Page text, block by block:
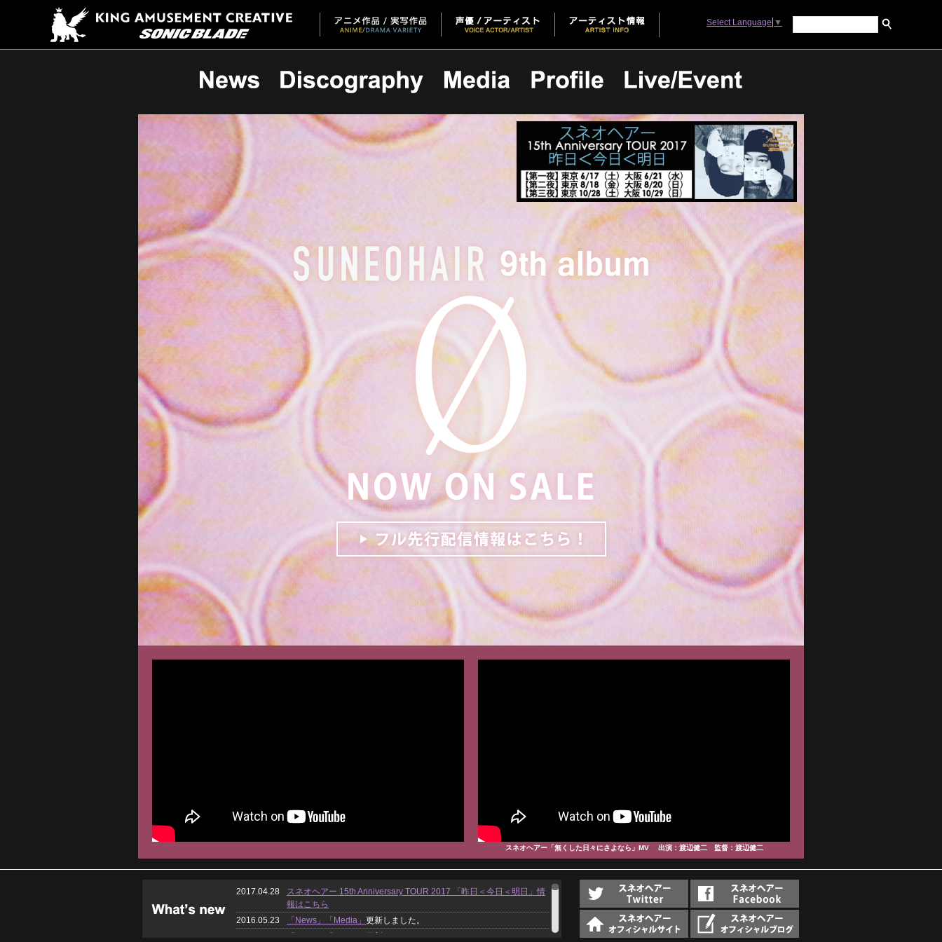
Select Language ▼
スネオヘアー「無くした日々にさよなら」MV 出演：渡辺健二 監督：渡辺健二
2017.04.28
スネオヘアー 15th Anniversary TOUR 2017 「昨日＜今日＜明日」情
報はこちら
2016.05.23
「News」 「Media」 更新しました。